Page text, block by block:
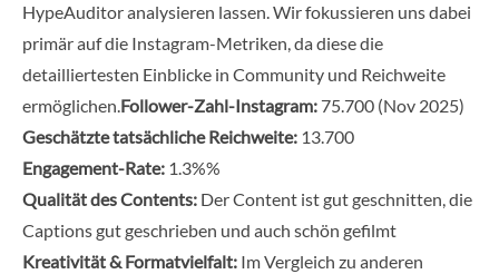
HypeAuditor analysieren lassen. Wir fokussieren uns dabei
primär auf die Instagram-Metriken, da diese die
detailliertesten Einblicke in Community und Reichweite
ermöglichen.Follower-Zahl-Instagram: 75.700 (Nov 2025)
Geschätzte tatsächliche Reichweite: 13.700
Engagement-Rate: 1.3%%
Qualität des Contents: Der Content ist gut geschnitten, die
Captions gut geschrieben und auch schön gefilmt
Kreativität & Formatvielfalt: Im Vergleich zu anderen